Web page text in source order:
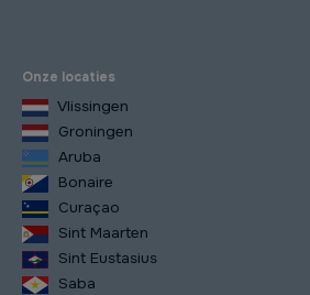
Onze locaties
Vlissingen
Groningen
Aruba
Bonaire
Curaçao
Sint Maarten
Sint Eustasius
Saba